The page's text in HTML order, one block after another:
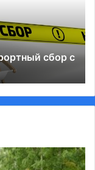
сбор с
и